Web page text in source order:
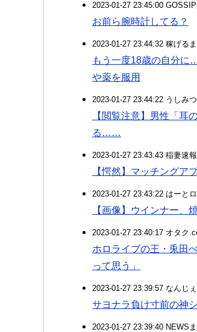
2023-01-27 23:45:00
お前ら腕時計してる？
2023-01-27 23:44:32 稼げる
もう一度18歳の自分
や薬を服用
2023-01-27 23:44:22 うしみ
【閲覧注意】男性「
る……
2023-01-27 23:43:43 稲妻速報
【愕然】マッチングア
2023-01-27 23:43:22 はーと
【画像】ウインナー、
2023-01-27 23:40:17 オタク
ホロライブの王・兎田
って思う」
2023-01-27 23:39:57 なんじ
サヨナラ負け寸前の神
2023-01-27 23:39:40 NEWS